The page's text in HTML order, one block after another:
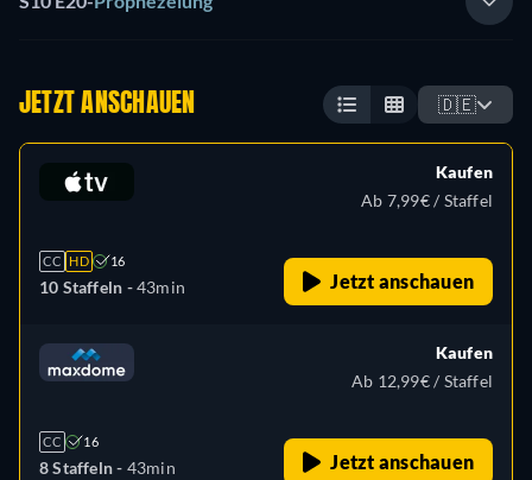
JETZT ANSCHAUEN 🇩🇪
CC HD 16
10 Staffeln -43min
Kaufen
Ab 7,99€ / Staffel
Jetzt anschauen
CC 16
8 Staffeln - 43min
Kaufen
Ab 12,99€ / Staffel
Jetzt anschauen